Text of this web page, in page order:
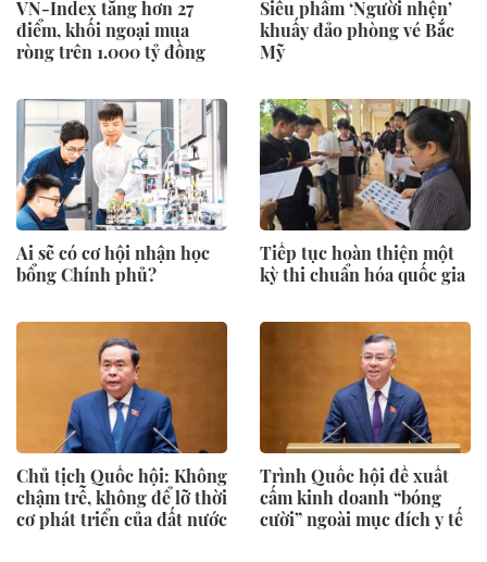
VN-Index tăng hơn 27
điểm, khối ngoại mua
ròng trên 1.000 tỷ đồng
Siêu phẩm ‘Người nhện’
khuấy đảo phòng vé Bắc
Mỹ
Ai sẽ có cơ hội nhận học
bổng Chính phủ?
Tiếp tục hoàn thiện một
kỳ thi chuẩn hóa quốc gia
Chủ tịch Quốc hội: Không
chậm trễ, không để lỡ thời
cơ phát triển của đất nước
Trình Quốc hội đề xuất
cấm kinh doanh “bóng
cười” ngoài mục đích y tế